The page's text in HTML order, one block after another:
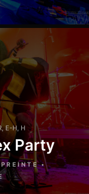
,E-H H
Party
•